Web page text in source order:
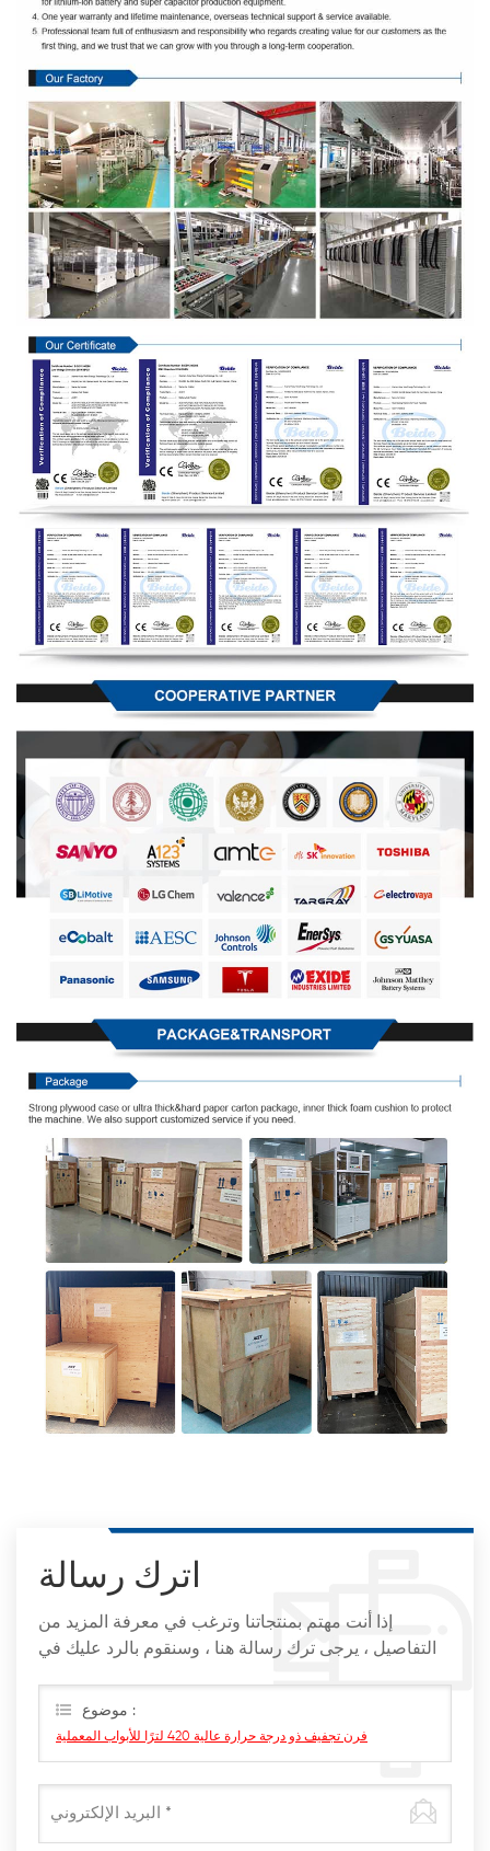
اترك رسالة
إذا أنت مهتم بمنتجاتنا وترغب في معرفة المزيد من
التفاصيل ، يرجى ترك رسالة هنا ، وسنقوم بالرد عليك في
موضوع :
فرن تجفيف ذو درجة حرارة عالية 420 لترًا للأبواب المعملية